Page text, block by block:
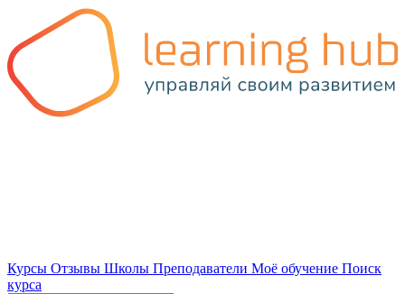
Курсы Отзывы Школы Преподаватели Моё обучение Поиск
курса